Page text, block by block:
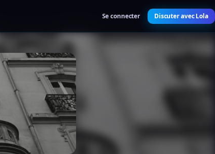
Se connecter Discuter avec Lola